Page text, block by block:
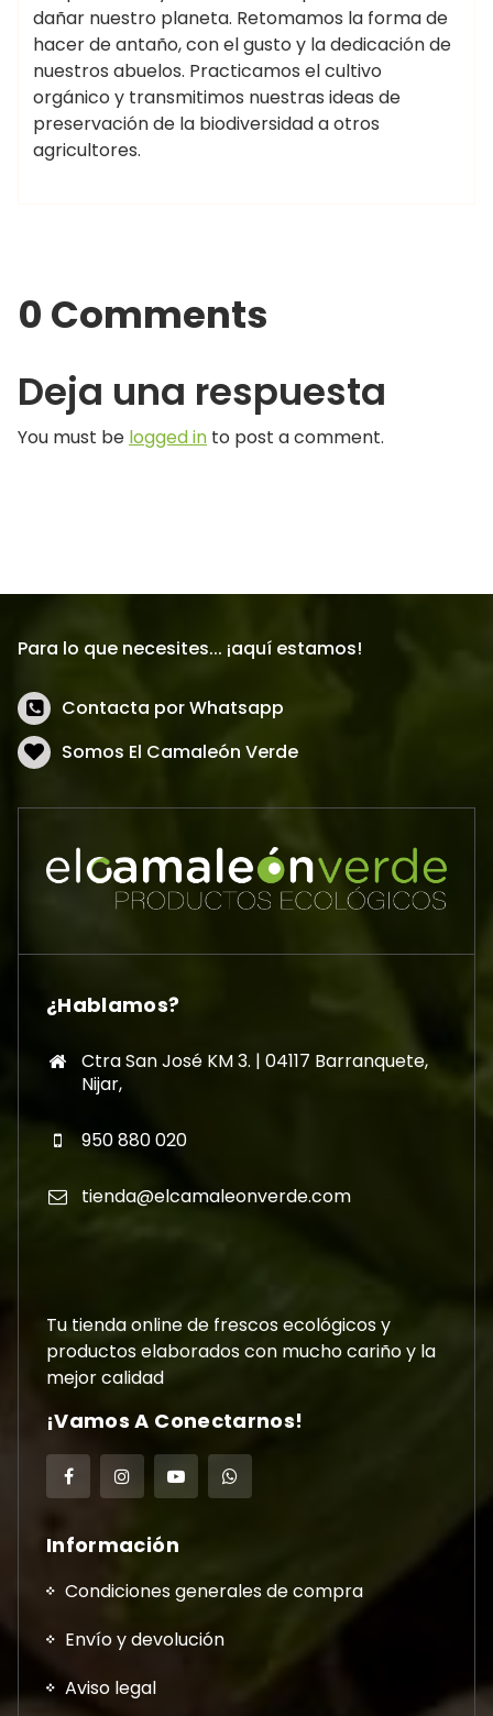
dañar nuestro planeta. Retomamos la forma de
hacer de antaño, con el gusto y la dedicación de
nuestros abuelos. Practicamos el cultivo
orgánico y transmitimos nuestras ideas de
preservación de la biodiversidad a otros
agricultores.
0 Comments
Deja una respuesta
You must be logged in to post a comment.
Para lo que necesites... ¡aquí estamos!
Contacta por Whatsapp
Somos El Camaleón Verde
¿Hablamos?
Ctra San José KM 3. | 04117 Barranquete,
Nijar,
950 880 020
tienda@elcamaleonverde.com
Tu tienda online de frescos ecológicos y
productos elaborados con mucho cariño y la
mejor calidad
¡Vamos A Conectarnos!
Información
Condiciones generales de compra
Envío y devolución
Aviso legal